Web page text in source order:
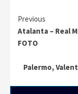
Continue
Reading
Previous
Atalanta – Real
FOTO
Palermo,